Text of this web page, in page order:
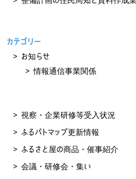
カテゴリー
お知らせ
情報通信事業関係
視察・企業研修等受入状況
ふるパトマップ更新情報
ふるさと屋の商品・催事紹介
会議・研修会・集い